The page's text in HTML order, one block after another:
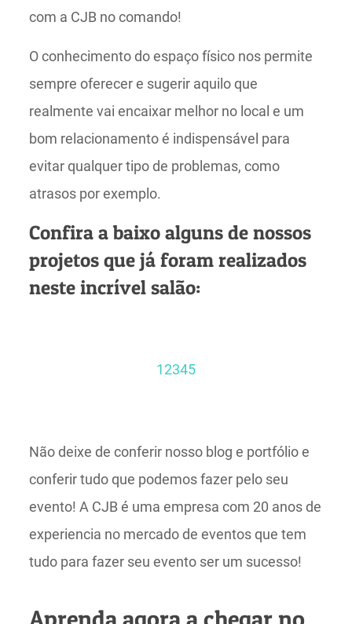
com a CJB no comando!
O conhecimento do espaço físico nos permite
sempre oferecer e sugerir aquilo que
realmente vai encaixar melhor no local e um
bom relacionamento é indispensável para
evitar qualquer tipo de problemas, como
atrasos por exemplo.
Confira a baixo alguns de nossos
projetos que já foram realizados
neste incrível salão:
12345
Não deixe de conferir nosso blog e portfólio e
conferir tudo que podemos fazer pelo seu
evento! A CJB é uma empresa com 20 anos de
experiencia no mercado de eventos que tem
tudo para fazer seu evento ser um sucesso!